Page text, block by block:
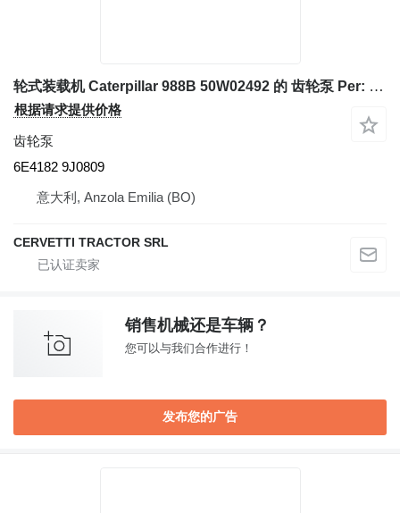
轮式装载机 Caterpillar 988B 50W02492 的 齿轮泵 Per: Caterpillar 988B 50W02492 Pomp 6E4182 9J0809
根据请求提供价格
齿轮泵
6E4182 9J0809
意大利, Anzola Emilia (BO)
CERVETTI TRACTOR SRL
销售机械还是车辆？
您可以与我们合作进行！
发布您的广告